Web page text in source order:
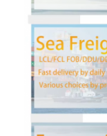
การขนส่งสินค้า
ขนส่งทางอากา
การขนส่งทางท